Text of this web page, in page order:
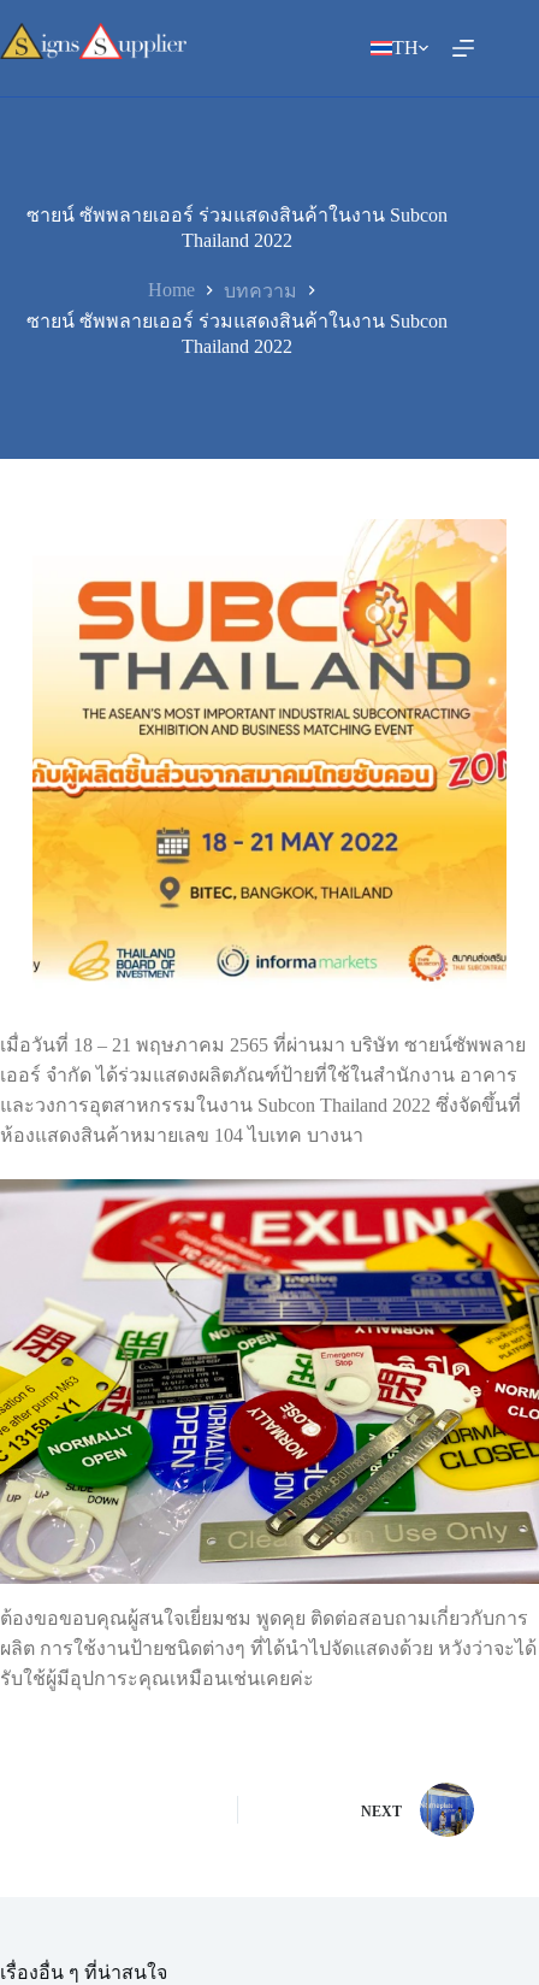
content
TH
ซายน์ ซัพพลายเออร์ ร่วมแสดงสินค้าในงาน Subcon
Thailand 2022
Home
บทความ
ซายน์ ซัพพลายเออร์ ร่วมแสดงสินค้าในงาน Subcon
Thailand 2022
เมื่อวันที่ 18 – 21 พฤษภาคม 2565 ที่ผ่านมา บริษัท ซายน์ซัพพลาย
เออร์ จำกัด ได้ร่วมแสดงผลิตภัณฑ์ป้ายที่ใช้ในสำนักงาน อาคาร
และวงการอุตสาหกรรมในงาน Subcon Thailand 2022 ซึ่งจัดขึ้นที่
ห้องแสดงสินค้าหมายเลข 104 ไบเทค บางนา
ต้องขอขอบคุณผู้สนใจเยี่ยมชม พูดคุย ติดต่อสอบถามเกี่ยวกับการ
ผลิต การใช้งานป้ายชนิดต่างๆ ที่ได้นำไปจัดแสดงด้วย หวังว่าจะได้
รับใช้ผู้มีอุปการะคุณเหมือนเช่นเคยค่ะ
NEXT
เรื่องอื่น ๆ ที่น่าสนใจ